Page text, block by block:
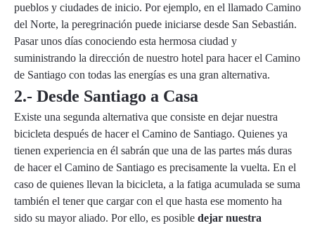
pueblos y ciudades de inicio. Por ejemplo, en el llamado Camino
del Norte, la peregrinación puede iniciarse desde San Sebastián.
Pasar unos días conociendo esta hermosa ciudad y
suministrando la dirección de nuestro hotel para hacer el Camino
de Santiago con todas las energías es una gran alternativa.
2.- Desde Santiago a Casa
Existe una segunda alternativa que consiste en dejar nuestra
bicicleta después de hacer el Camino de Santiago. Quienes ya
tienen experiencia en él sabrán que una de las partes más duras
de hacer el Camino de Santiago es precisamente la vuelta. En el
caso de quienes llevan la bicicleta, a la fatiga acumulada se suma
también el tener que cargar con el que hasta ese momento ha
sido su mayor aliado. Por ello, es posible dejar nuestra